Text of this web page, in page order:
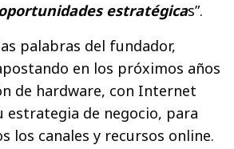
estratégicas”.
palabras del fundador,
en los próximos años
de hardware, con Internet
estrategia de negocio, para
los canales y recursos online.